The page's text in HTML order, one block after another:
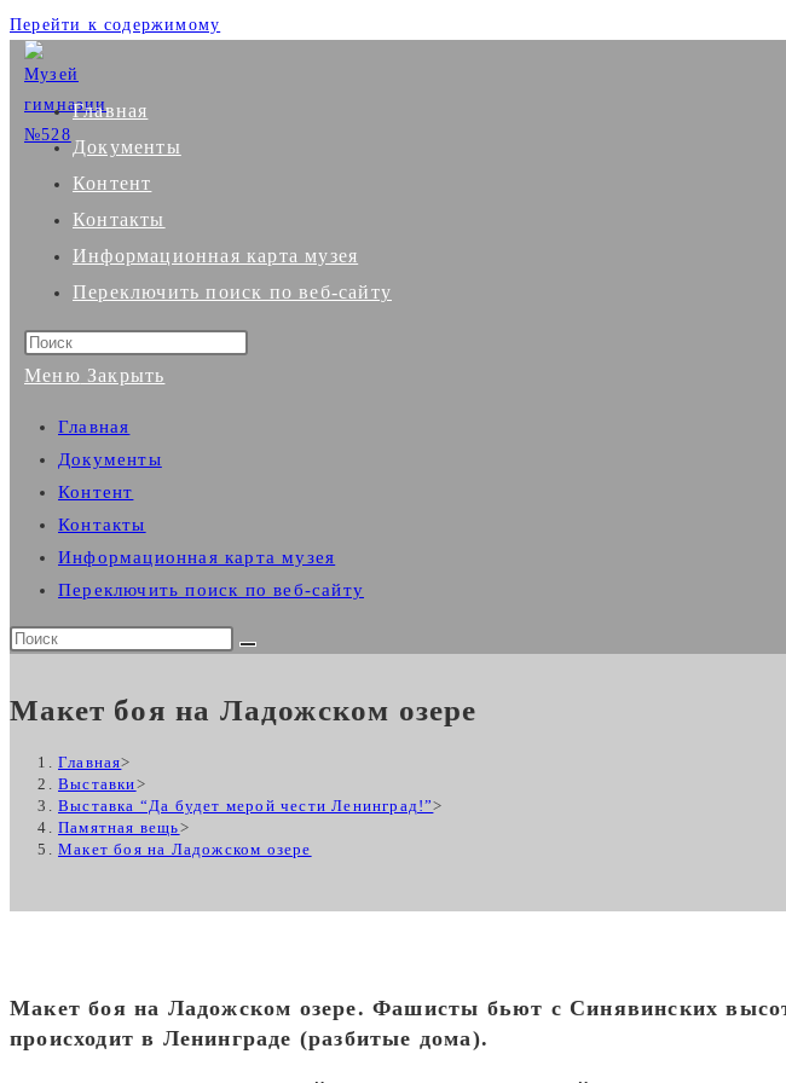
Перейти к содержимому
Главная
Документы
Контент
Контакты
Информационная карта музея
Переключить поиск по веб-сайту
Меню Закрыть
Главная
Документы
Контент
Контакты
Информационная карта музея
Переключить поиск по веб-сайту
Макет боя на Ладожском озере
Главная>
Выставки>
Выставка “Да будет мерой чести Ленинград!”>
Памятная вещь>
Макет боя на Ладожском озере
Макет боя на Ладожском озере. Фашисты бьют с Синявинских
происходит в Ленинграде (разбитые дома).